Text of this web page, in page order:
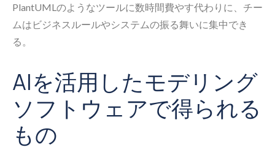
PlantUMLのようなツールに数時間費やす代わりに、チー
ムはビジネスルールやシステムの振る舞いに集中でき
る。
AIを活用したモデリング
ソフトウェアで得られる
もの